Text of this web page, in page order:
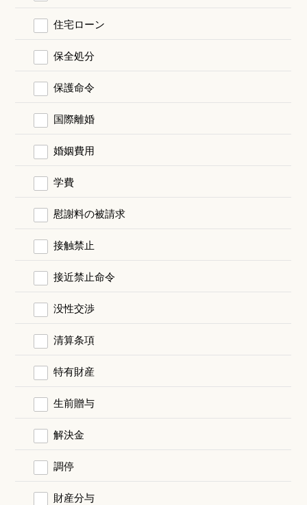
住宅ローン
保全処分
保護命令
国際離婚
婚姻費用
学費
慰謝料の被請求
接触禁止
接近禁止命令
没性交渉
清算条項
特有財産
生前贈与
解決金
調停
財産分与